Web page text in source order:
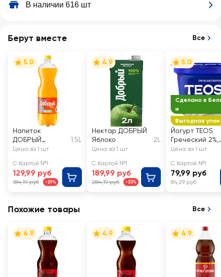
В наличии 616 шт
Берут вместе Все
5.0
Напиток
ДОБРЫЙ
Апельсин с
сильногазирова
нный
1.5L
Цена за 1 шт
С Картой №1
129,99 руб
184,19 руб -29%
4.9
Нектар ДОБРЫЙ
Яблоко
2L
Цена за 1 шт
С Картой №1
189,99 руб
284,19 руб -33%
Сделано в
и
Выгодная
5.0
Йогурт TEOS
Греческий 2%,
без змж
Цена за 1 шт
С Картой №1
79,99 руб
84,29 руб
Похожие товары Все
4.9 4.9 4.9